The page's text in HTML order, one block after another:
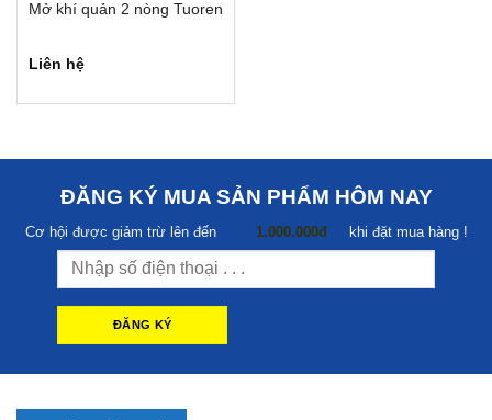
Mở khí quản 2 nòng Tuoren
Liên hệ
ĐĂNG KÝ MUA SẢN PHẨM HÔM NAY
Cơ hội được giảm trừ lên đến 1.000.000đ khi đặt mua hàng !